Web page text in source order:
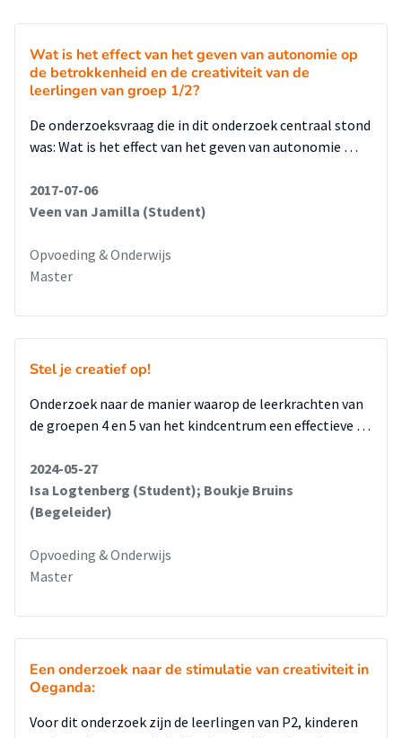
Wat is het effect van het geven van autonomie op
de betrokkenheid en de creativiteit van de
leerlingen van groep 1/2?
De onderzoeksvraag die in dit onderzoek centraal stond
was: Wat is het effect van het geven van autonomie …
2017-07-06
Veen van Jamilla (Student)
Opvoeding & Onderwijs
Master
Stel je creatief op!
Onderzoek naar de manier waarop de leerkrachten van
de groepen 4 en 5 van het kindcentrum een effectieve …
2024-05-27
Isa Logtenberg (Student); Boukje Bruins
(Begeleider)
Opvoeding & Onderwijs
Master
Een onderzoek naar de stimulatie van creativiteit in
Oeganda:
Voor dit onderzoek zijn de leerlingen van P2, kinderen